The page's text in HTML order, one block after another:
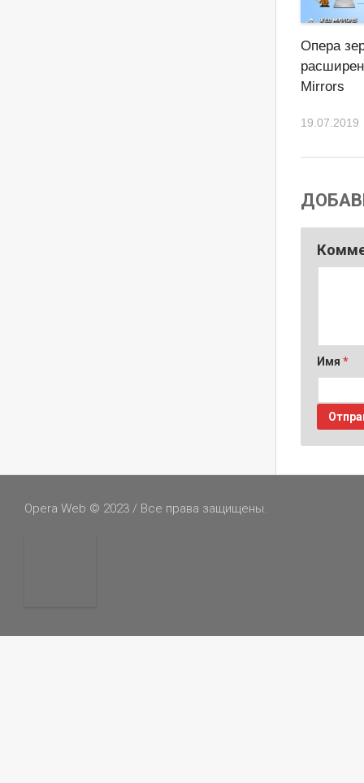
Опера
Mirrors
19.07.2019
Имя *
Opera Web © 2023 / Все права защищены.